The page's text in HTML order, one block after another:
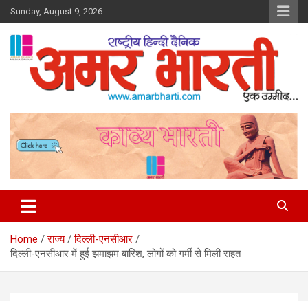
Skip
to
content
Sunday, August 9, 2026
Amar Bharti Media Group
Home राज्य
दिल्ली-एनसीआर
दिल्ली-एनसीआर में हुई झमाझम बारिश, लोगों को गर्मी से मिली राहत